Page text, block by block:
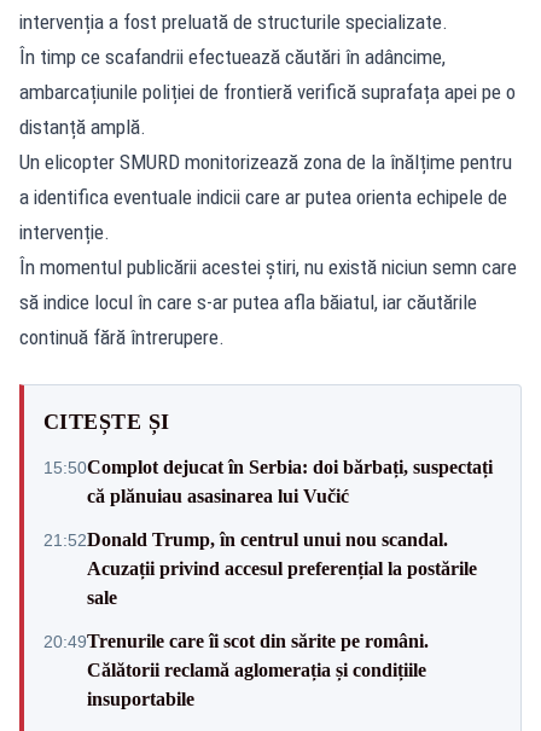
intervenția a fost preluată de structurile specializate.
În timp ce scafandrii efectuează căutări în adâncime,
ambarcațiunile poliției de frontieră verifică suprafața apei pe o
distanță amplă.
Un elicopter SMURD monitorizează zona de la înălțime pentru
a identifica eventuale indicii care ar putea orienta echipele de
intervenție.
În momentul publicării acestei știri, nu există niciun semn care
să indice locul în care s-ar putea afla băiatul, iar căutările
continuă fără întrerupere.
CITEȘTE ȘI
15:50Complot dejucat în Serbia: doi bărbați, suspectați
că plănuiau asasinarea lui Vučić
21:52Donald Trump, în centrul unui nou scandal.
Acuzații privind accesul preferențial la postările
sale
20:49Trenurile care îi scot din sărite pe români.
Călătorii reclamă aglomerația și condițiile
insuportabile